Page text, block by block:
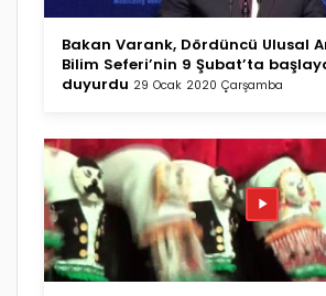
Bakan Varank, Dördüncü Ulusal
Bilim Seferi’nin 9 Şubat’ta
duyurdu 29 Ocak 2020 Çarşamba